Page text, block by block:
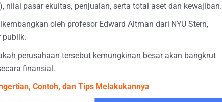
nilai pasar ekuitas, penjualan, serta total aset dan kewajiban.
oleh profesor Edward Altman dari NYU Stern,
publik.
perusahaan tersebut kemungkinan besar akan bangkrut
finansial.
Contoh, dan Tips Melakukannya